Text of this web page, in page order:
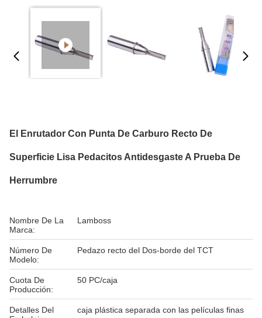
El Enrutador Con Punta De Carburo Recto De
Superficie Lisa Pedacitos Antidesgaste A Prueba De
Herrumbre
Nombre De La
Marca:
Lamboss
Número De
Modelo:
Pedazo recto del Dos-borde del TCT
Cuota De
Producción:
50 PC/caja
Detalles Del
caja plástica separada con las películas finas